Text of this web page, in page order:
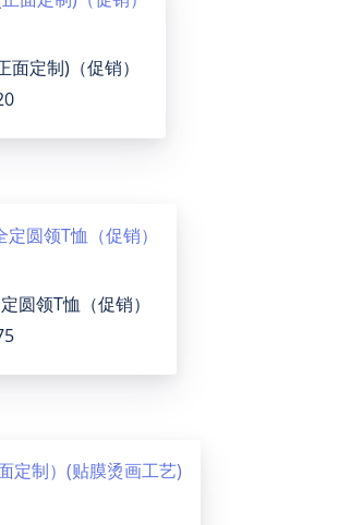
come in black and white.
】Designed for women, stylish
straps and sole for comfort and
design. Easy to slip on and off.
】Can be washed.
To ensure the highest quality print,
面定制)（促销）
圆领T恤（促销）